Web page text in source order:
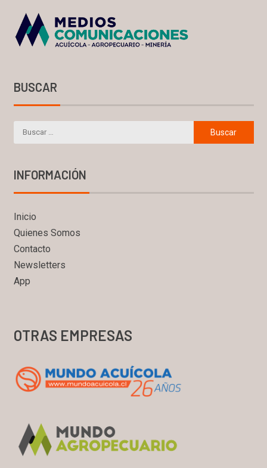
BUSCAR
INFORMACIÓN
Inicio
Quienes Somos
Contacto
Newsletters
App
OTRAS EMPRESAS